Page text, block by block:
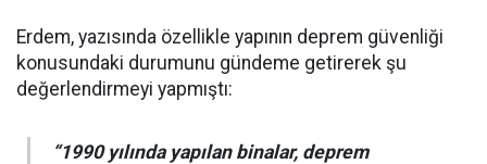
Erdem, yazısında özellikle yapının deprem güvenliği
konusundaki durumunu gündeme getirerek şu
değerlendirmeyi yapmıştı:
“1990 yılında yapılan binalar, deprem